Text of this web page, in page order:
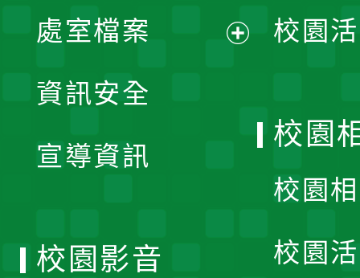
單
處室檔案
資訊安全
宣導資訊
校園
校園
校園
校園
校園影音